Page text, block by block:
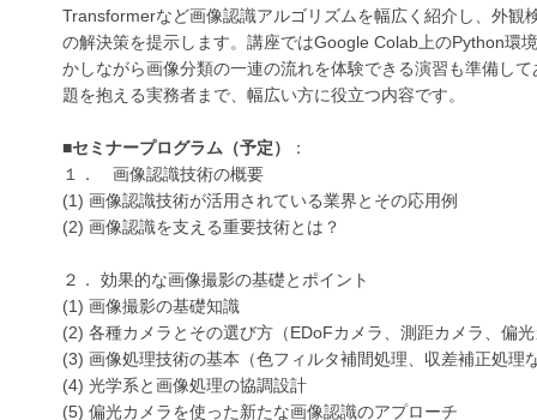
Transformerなど画像認識アルゴリズムを幅広く紹介し、外
の解決策を提示します。講座ではGoogle Colab上のPython環
かしながら画像分類の一連の流れを体験できる演習も準備し
題を抱える実務者まで、幅広い方に役立つ内容です。
■セミナープログラム（予定）
：
１． 画像認識技術の概要
(1) 画像認識技術が活用されている業界とその応用例
(2) 画像認識を支える重要技術とは？
２． 効果的な画像撮影の基礎とポイント
(1) 画像撮影の基礎知識
(2) 各種カメラとその選び方（EDoFカメラ、測距カメラ、偏
(3) 画像処理技術の基本（色フィルタ補間処理、収差補正処理
(4) 光学系と画像処理の協調設計
(5) 偏光カメラを使った新たな画像認識のアプローチ